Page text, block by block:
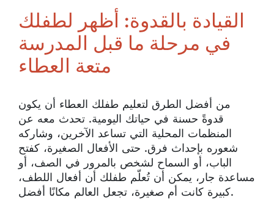
القيادة بالقدوة: أظهر لطفلك
في مرحلة ما قبل المدرسة
متعة العطاء
من أفضل الطرق لتعليم طفلك العطاء أن يكون
قدوةً حسنة في حياتك اليومية. تحدث معه عن
المنظمات المحلية التي تساعد الآخرين، وشاركه
شعوره بإحداث فرق. حتى الأفعال الصغيرة، كفتح
الباب، أو السماح لشخص بالمرور في الصف، أو
مساعدة جار، يمكن أن تُعلّم طفلك أن أفعال اللطف،
كبيرة كانت أم صغيرة، تجعل العالم مكانًا أفضل.